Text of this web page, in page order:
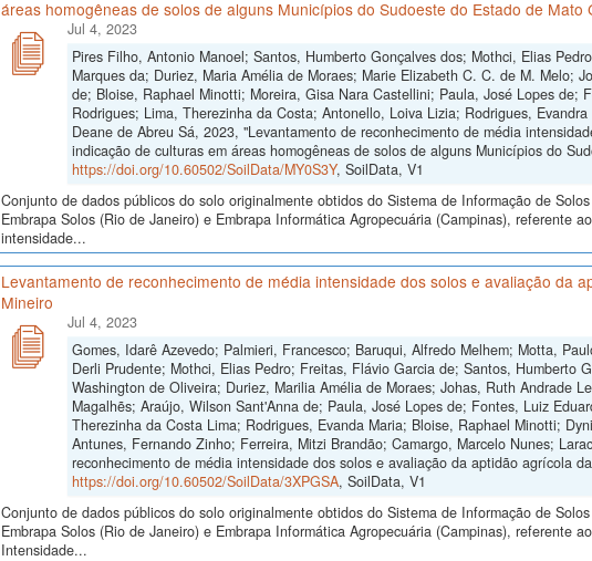
áreas homogêneas de solos de alguns Municípios do Sudoeste do Estado de Mato
Jul 4, 2023
Pires Filho, Antonio Manoel; Santos, Humberto Gonçalves dos; Mothci, Elias
Marques da; Duriez, Maria Amélia de Moraes; Marie Elizabeth C. C. de M. Melo;
de; Bloise, Raphael Minotti; Moreira, Gisa Nara Castellini; Paula, José Lopes de;
Rodrigues; Lima, Therezinha da Costa; Antonello, Loiva Lizia; Rodrigues,
Deane de Abreu Sá, 2023, "Levantamento de reconhecimento de média
indicação de culturas em áreas homogêneas de solos de alguns Municípios do
https://doi.org/10.60502/SoilData/MY0S3Y, SoilData, V1
Conjunto de dados públicos do solo originalmente obtidos do Sistema de Informação de
Embrapa Solos (Rio de Janeiro) e Embrapa Informática Agropecuária (Campinas), referente
intensidade...
Levantamento de reconhecimento de média intensidade dos solos e avaliação da
Mineiro
Jul 4, 2023
Gomes, Idarê Azevedo; Palmieri, Francesco; Baruqui, Alfredo Melhem; Motta,
Derli Prudente; Mothci, Elias Pedro; Freitas, Flávio Garcia de; Santos, Humberto
Washington de Oliveira; Duriez, Marilia Amélia de Moraes; Johas, Ruth Andrade
Magalhẽs; Araújo, Wilson Sant'Anna de; Paula, José Lopes de; Fontes, Luiz
Therezinha da Costa Lima; Rodrigues, Evanda Maria; Bloise, Raphael Minotti;
Antunes, Fernando Zinho; Ferreira, Mitzi Brandão; Camargo, Marcelo Nunes;
reconhecimento de média intensidade dos solos e avaliação da aptidão agrícola
https://doi.org/10.60502/SoilData/3XPGSA, SoilData, V1
Conjunto de dados públicos do solo originalmente obtidos do Sistema de Informação de
Embrapa Solos (Rio de Janeiro) e Embrapa Informática Agropecuária (Campinas), referente
Intensidade...